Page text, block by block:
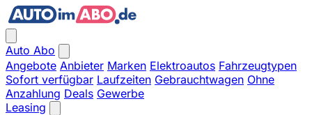
Auto Abo
Angebote Anbieter Marken Elektroautos Fahrzeugtypen
Sofort verfügbar Laufzeiten Gebrauchtwagen Ohne
Anzahlung Deals Gewerbe
Leasing